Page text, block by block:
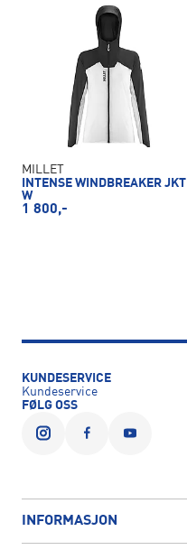
MILLET
INTENSE WINDBREAKER JKT
W
1 800,-
KUNDESERVICE
Kundeservice
FØLG OSS
INFORMASJON